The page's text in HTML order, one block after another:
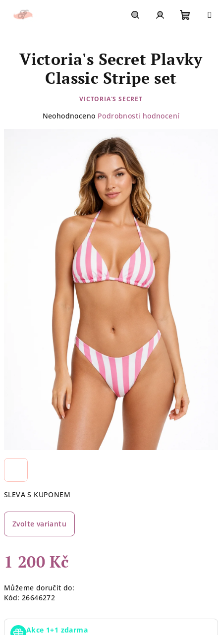
košík
SLEVA S KUPONEM
Zvolte variantu
1 200 Kč
cena:
Můžeme doručit do:
Kód: 26646272
Akce 1+1 zdarma
Victoria's Secret Plavky
Classic Stripe set
VICTORIA'S SECRET
Průměrné
Neohodnoceno Podrobnosti hodnocení